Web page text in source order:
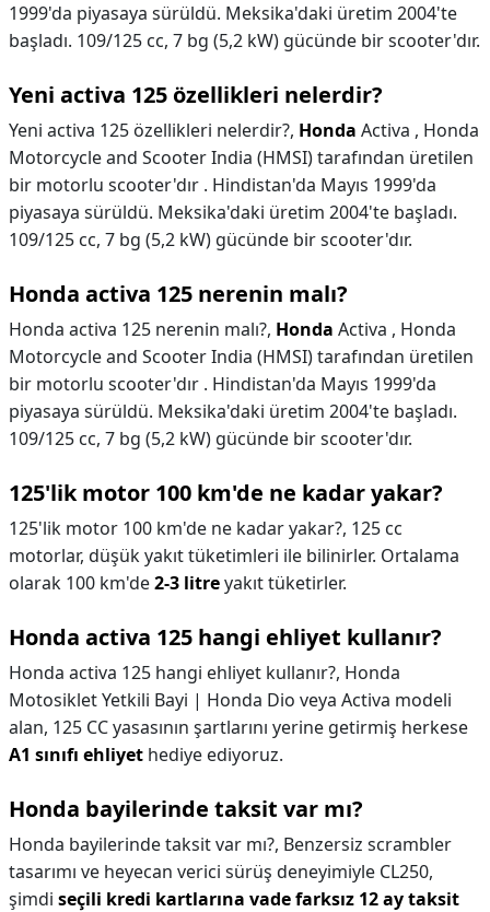
1999'da piyasaya sürüldü. Meksika'daki üretim 2004'te
başladı. 109/125 cc, 7 bg (5,2 kW) gücünde bir scooter'dır.
Yeni activa 125 özellikleri nelerdir?
Yeni activa 125 özellikleri nelerdir?, Honda Activa , Honda
Motorcycle and Scooter India (HMSI) tarafından üretilen
bir motorlu scooter'dır . Hindistan'da Mayıs 1999'da
piyasaya sürüldü. Meksika'daki üretim 2004'te başladı.
109/125 cc, 7 bg (5,2 kW) gücünde bir scooter'dır.
Honda activa 125 nerenin malı?
Honda activa 125 nerenin malı?, Honda Activa , Honda
Motorcycle and Scooter India (HMSI) tarafından üretilen
bir motorlu scooter'dır . Hindistan'da Mayıs 1999'da
piyasaya sürüldü. Meksika'daki üretim 2004'te başladı.
109/125 cc, 7 bg (5,2 kW) gücünde bir scooter'dır.
125'lik motor 100 km'de ne kadar yakar?
125'lik motor 100 km'de ne kadar yakar?, 125 cc
motorlar, düşük yakıt tüketimleri ile bilinirler. Ortalama
olarak 100 km'de2-3 litreyakıt tüketirler.
Honda activa 125 hangi ehliyet kullanır?
Honda activa 125 hangi ehliyet kullanır?, Honda
Motosiklet Yetkili Bayi | Honda Dio veya Activa modeli
alan, 125 CC yasasının şartlarını yerine getirmiş herkese
A1 sınıfı ehliyet hediye ediyoruz.
Honda bayilerinde taksit var mı?
Honda bayilerinde taksit var mı?, Benzersiz scrambler
tasarımı ve heyecan verici sürüş deneyimiyle CL250,
şimdi seçili kredi kartlarına vade farksız 12 ay taksit